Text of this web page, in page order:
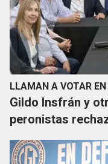
LLAMAN A VOTAR
Gildo Insfrán y
peronistas